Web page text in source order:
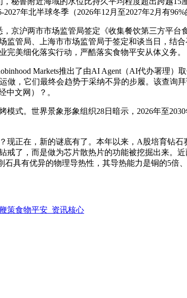
年北半球冬季（2026年12月至2027年2月有96%
沪两市市场监管局签定《收集餐饮第三方平台
监管局、上海市市场监管局于签定和谈当日，结
完美细化落实行动，严酷落实食物平安从体义务。
Markets推出了由AI Agent（AI代办署理）
做，它们最终会趋势于采纳不异的步履。该查询
中文网）？。
。世界景象形象组织28日暗示，2026年至
在，新的谜底有了。本年以来，A股培育钻石
戒了，而是做为芯片散热片的功能被挖掘出来。
石具有优异的物理导热性，其导热能力是铜的5
策食物平安_资讯核心